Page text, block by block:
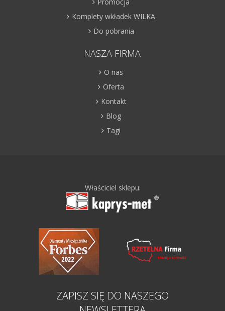
Komplety wkładek WILKA
Do pobrania
NASZA FIRMA
O nas
Oferta
Kontakt
Blog
Tagi
Właściciel sklepu:
ZAPISZ SIĘ DO NASZEGO